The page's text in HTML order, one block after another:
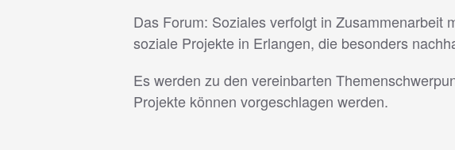
Das Forum: Soziales verfolgt in Zusammenarbeit
soziale Projekte in Erlangen, die besonders
Es werden zu den vereinbarten
Projekte können vorgeschlagen werden.